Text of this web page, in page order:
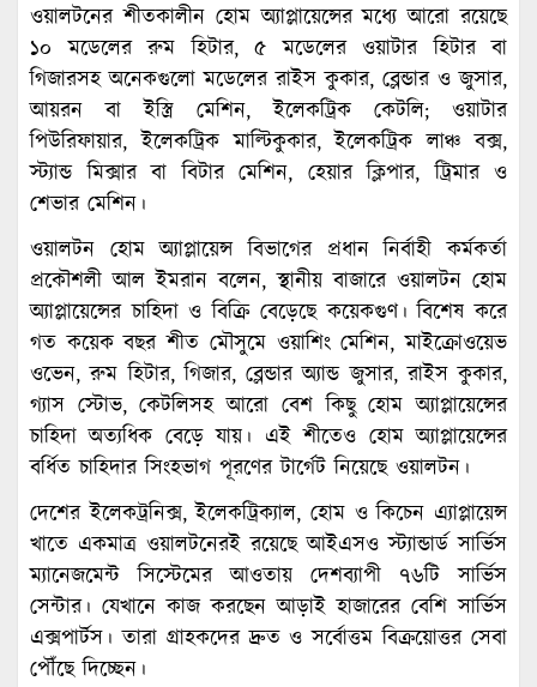
ওয়ালটনের শীতকালীন হোম অ্যাপ্লায়েন্সের মধ্যে আরো রয়েছে
১০ মডেলের রুম হিটার, ৫ মডেলের ওয়াটার হিটার বা
গিজারসহ অনেকগুলো মডেলের রাইস কুকার, ব্লেন্ডার ও জুসার,
আয়রন বা ইস্ত্রি মেশিন, ইলেকট্রিক কেটলি; ওয়াটার
পিউরিফায়ার, ইলেকট্রিক মাল্টিকুকার, ইলেকট্রিক লাঞ্চ বক্স,
স্ট্যান্ড মিক্সার বা বিটার মেশিন, হেয়ার ক্লিপার, ট্রিমার ও
শেভার মেশিন।
ওয়ালটন হোম অ্যাপ্লায়েন্স বিভাগের প্রধান নির্বাহী কর্মকর্তা
প্রকৌশলী আল ইমরান বলেন, স্থানীয় বাজারে ওয়ালটন হোম
অ্যাপ্লায়েন্সের চাহিদা ও বিক্রি বেড়েছে কয়েকগুণ। বিশেষ করে
গত কয়েক বছর শীত মৌসুমে ওয়াশিং মেশিন, মাইক্রোওয়েভ
ওভেন, রুম হিটার, গিজার, ব্লেন্ডার অ্যান্ড জুসার, রাইস কুকার,
গ্যাস স্টোভ, কেটলিসহ আরো বেশ কিছু হোম অ্যাপ্লায়েন্সের
চাহিদা অত্যধিক বেড়ে যায়। এই শীতেও হোম অ্যাপ্লায়েন্সের
বর্ধিত চাহিদার সিংহভাগ পূরণের টার্গেট নিয়েছে ওয়ালটন।
দেশের ইলেকট্রনিক্স, ইলেকট্রিক্যাল, হোম ও কিচেন এ্যাপ্লায়েন্স
খাতে একমাত্র ওয়ালটনেরই রয়েছে আইএসও স্ট্যান্ডার্ড সার্ভিস
ম্যানেজমেন্ট সিস্টেমের আওতায় দেশব্যাপী ৭৬টি সার্ভিস
সেন্টার। যেখানে কাজ করছেন আড়াই হাজারের বেশি সার্ভিস
এক্সপার্টস। তারা গ্রাহকদের দ্রুত ও সর্বোত্তম বিক্রয়োত্তর সেবা
পৌঁছে দিচ্ছেন।